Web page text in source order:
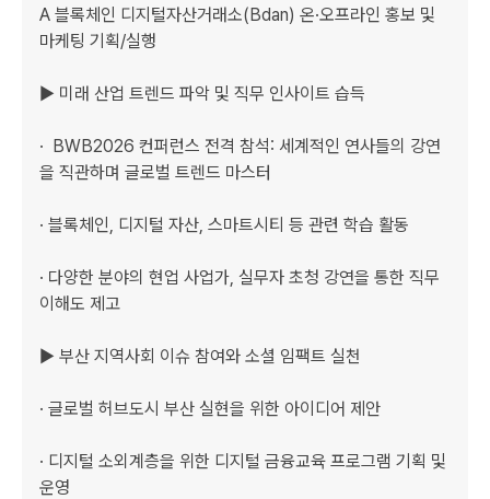
A 블록체인 디지털자산거래소(Bdan) 온·오프라인 홍보 및
마케팅 기획/실행
▶ 미래 산업 트렌드 파악 및 직무 인사이트 습득
·  BWB2026 컨퍼런스 전격 참석: 세계적인 연사들의 강연
을 직관하며 글로벌 트렌드 마스터
· 블록체인, 디지털 자산, 스마트시티 등 관련 학습 활동
· 다양한 분야의 현업 사업가, 실무자 초청 강연을 통한 직무
이해도 제고
▶ 부산 지역사회 이슈 참여와 소셜 임팩트 실천
· 글로벌 허브도시 부산 실현을 위한 아이디어 제안
· 디지털 소외계층을 위한 디지털 금융교육 프로그램 기획 및
운영